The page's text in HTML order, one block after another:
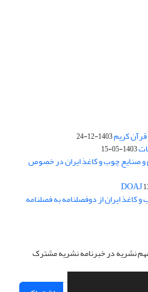
کریم1403-12-24
1403-05-15
صنایع چوب و کاغذ ایران در خصوص
ایران از دوفصلنامه به فصلنامه
مهم نشریه در خبرنامه نشریه مشترک